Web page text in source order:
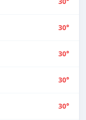
30°
30°
30°
30°